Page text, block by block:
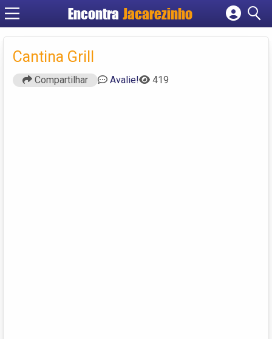
Encontra Jacarezinho
Cadastrar empresa
Cantina Grill
Compartilhar Avalie! 419